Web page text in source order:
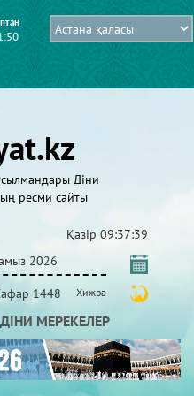
Діни
ресми сайты
Қазір 09:37:40
2026
1448 Хижра
МЕРЕКЕЛЕР